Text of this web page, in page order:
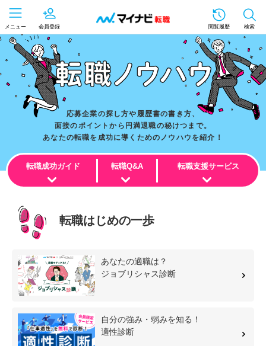
メニュー 会員登録 閲覧履歴 検索
応募企業の探し方や履歴書の書き方、
面接のポイントから円満退職の秘けつまで。
あなたの転職を成功に導くためのノウハウを紹介！
転職成功ガイド 転職Q&A 転職支援サービス
転職はじめの一歩
あなたの適職は？
ジョブリシャス診断
自分の強み・弱みを知る！
適性診断